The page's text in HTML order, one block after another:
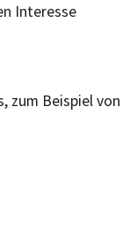
Interesse
zum Beispiel von